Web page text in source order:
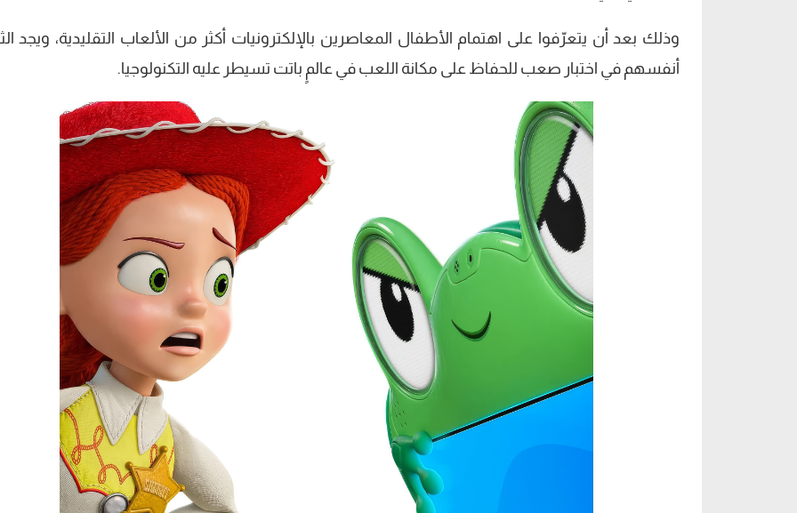
وذلك بعد أن يتعرّفوا على اهتمام الأطفال المعاصرين بالإلكترونيات أكثر من الألعاب التقليدية، ويجد
أنفسهم في اختبار صعب للحفاظ على مكانة اللعب في عالمٍ باتت تسيطر عليه التكنولوجيا.